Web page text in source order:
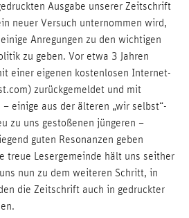
Ausgabe unserer Zeitschrift
neuer Versuch unternommen wird,
Anregungen zu den wichtigen
zu geben. Vor etwa 3 Jahren
einer eigenen kostenlosen Internet-
zurückgemeldet und mit
einige aus der älteren „wir selbst“-
zu uns gestoßenen jüngeren –
guten Resonanzen geben
treue Lesergemeinde hält uns seither
nun zu dem weiteren Schritt, in
die Zeitschrift auch in gedruckter